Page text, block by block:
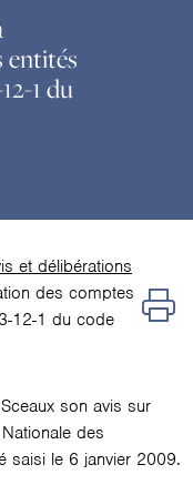
entités
1 du
et délibérations
des comptes
12-1 du code
son avis sur
des
saisi le 6 janvier 2009.